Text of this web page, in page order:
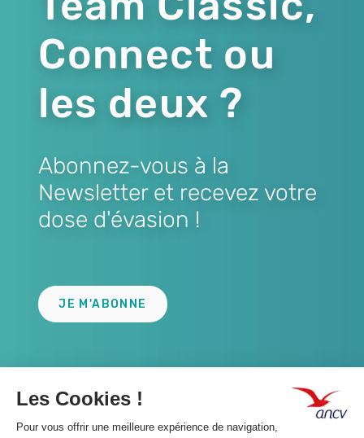
Connect ou
les deux ?
Abonnez-vous à la
Newsletter et recevez votre
dose d'évasion !
JE M'ABONNE